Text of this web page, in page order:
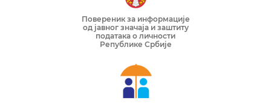
Повереник за информације
од јавног значаја и заштиту
података о личности
Републике Србије